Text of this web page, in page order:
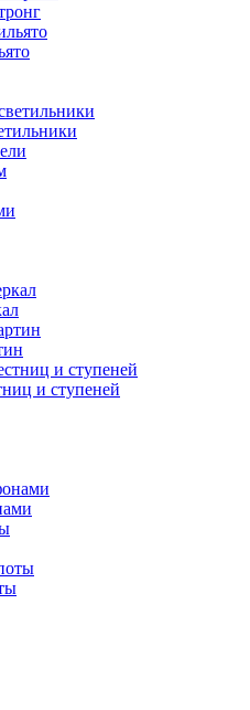
и ступеней